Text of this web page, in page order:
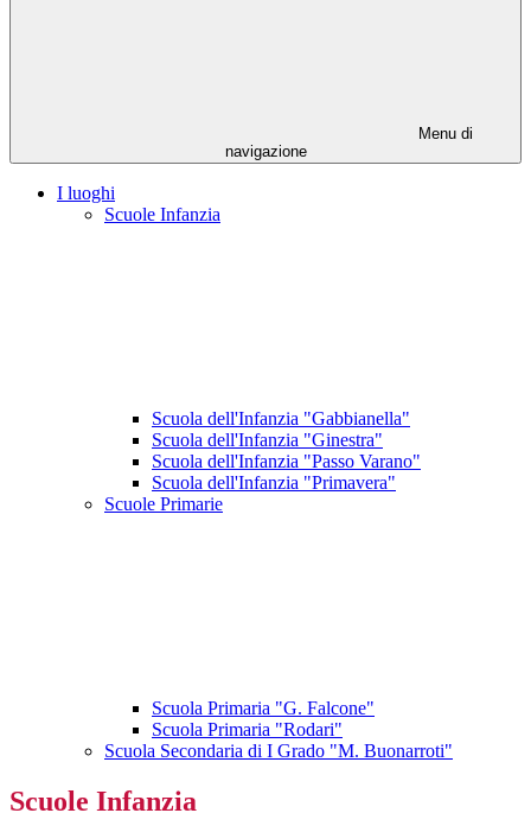
Menu di
navigazione
I luoghi
Scuole Infanzia
Scuola dell'Infanzia "Gabbianella"
Scuola dell'Infanzia "Ginestra"
Scuola dell'Infanzia "Passo Varano"
Scuola dell'Infanzia "Primavera"
Scuole Primarie
Scuola Primaria "G. Falcone"
Scuola Primaria "Rodari"
Scuola Secondaria di I Grado "M. Buonarroti"
Scuole Infanzia